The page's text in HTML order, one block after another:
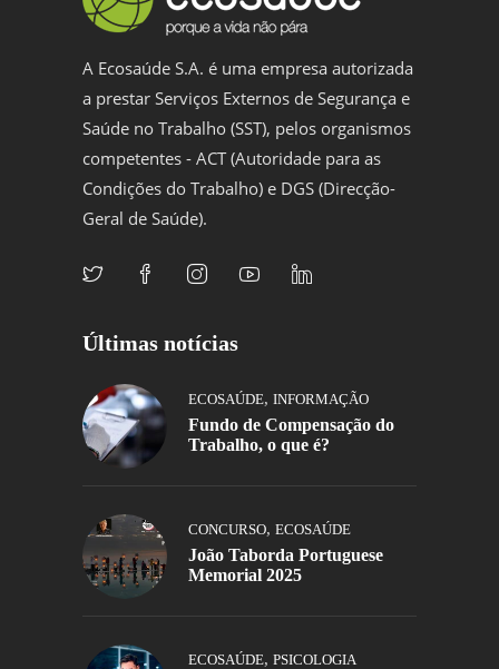
A Ecosaúde S.A. é uma empresa autorizada
a prestar Serviços Externos de Segurança e
Saúde no Trabalho (SST), pelos organismos
competentes - ACT (Autoridade para as
Condições do Trabalho) e DGS (Direcção-
Geral de Saúde).
Últimas notícias
ECOSAÚDE, INFORMAÇÃO
Fundo de Compensação do
Trabalho, o que é?
CONCURSO, ECOSAÚDE
João Taborda Portuguese
Memorial 2025
ECOSAÚDE, PSICOLOGIA